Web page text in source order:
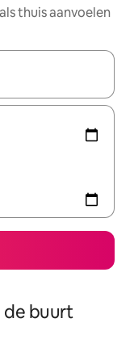
thuis aanvoelen
maak je een keuze
de buurt